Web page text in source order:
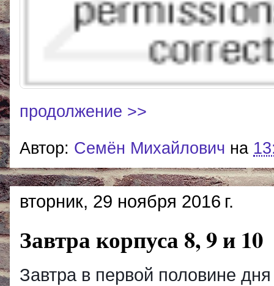
продолжение >>
Автор: Cемён Михайлович на
вторник, 29 ноября 2016 г.
Завтра корпуса 8, 9 и 10
Завтра в первой половине